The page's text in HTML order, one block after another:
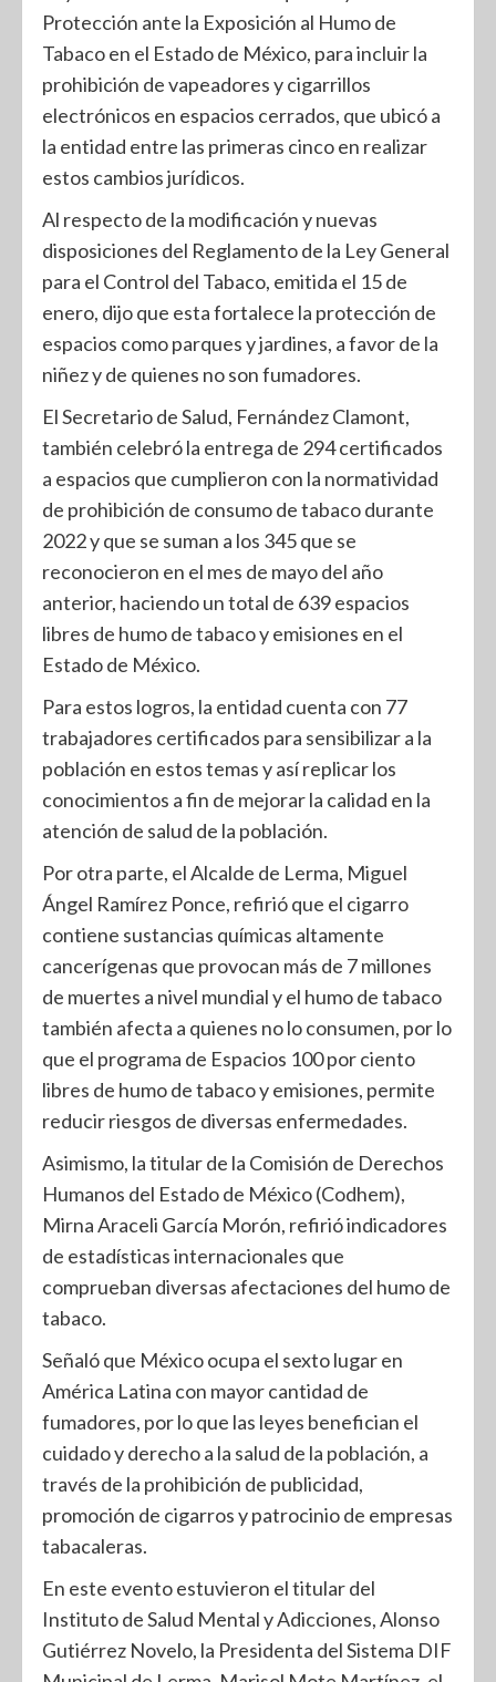
Protección ante la Exposición al Humo de
Tabaco en el Estado de México, para incluir la
prohibición de vapeadores y cigarrillos
electrónicos en espacios cerrados, que ubicó a
la entidad entre las primeras cinco en realizar
estos cambios jurídicos.
Al respecto de la modificación y nuevas
disposiciones del Reglamento de la Ley General
para el Control del Tabaco, emitida el 15 de
enero, dijo que esta fortalece la protección de
espacios como parques y jardines, a favor de la
niñez y de quienes no son fumadores.
El Secretario de Salud, Fernández Clamont,
también celebró la entrega de 294 certificados
a espacios que cumplieron con la normatividad
de prohibición de consumo de tabaco durante
2022 y que se suman a los 345 que se
reconocieron en el mes de mayo del año
anterior, haciendo un total de 639 espacios
libres de humo de tabaco y emisiones en el
Estado de México.
Para estos logros, la entidad cuenta con 77
trabajadores certificados para sensibilizar a la
población en estos temas y así replicar los
conocimientos a fin de mejorar la calidad en la
atención de salud de la población.
Por otra parte, el Alcalde de Lerma, Miguel
Ángel Ramírez Ponce, refirió que el cigarro
contiene sustancias químicas altamente
cancerígenas que provocan más de 7 millones
de muertes a nivel mundial y el humo de tabaco
también afecta a quienes no lo consumen, por lo
que el programa de Espacios 100 por ciento
libres de humo de tabaco y emisiones, permite
reducir riesgos de diversas enfermedades.
Asimismo, la titular de la Comisión de Derechos
Humanos del Estado de México (Codhem),
Mirna Araceli García Morón, refirió indicadores
de estadísticas internacionales que
comprueban diversas afectaciones del humo de
tabaco.
Señaló que México ocupa el sexto lugar en
América Latina con mayor cantidad de
fumadores, por lo que las leyes benefician el
cuidado y derecho a la salud de la población, a
través de la prohibición de publicidad,
promoción de cigarros y patrocinio de empresas
tabacaleras.
En este evento estuvieron el titular del
Instituto de Salud Mental y Adicciones, Alonso
Gutiérrez Novelo, la Presidenta del Sistema DIF